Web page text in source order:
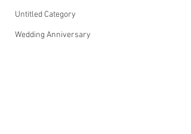
Untitled Category
Wedding Anniversary